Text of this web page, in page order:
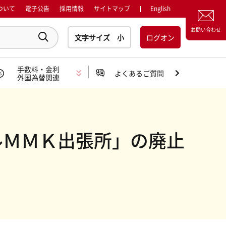
English
お問い合わせ
ログオン
手数料・金利
外国為替関連
よくあるご質問
いて 電子公告 採用情報 サイトマップ
ＭＫ出張所」の廃止